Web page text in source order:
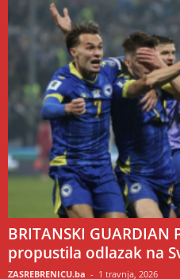
BRITANSKI
propustila odlazak na
ZASREBRENICU.ba - 1 travnja, 2026